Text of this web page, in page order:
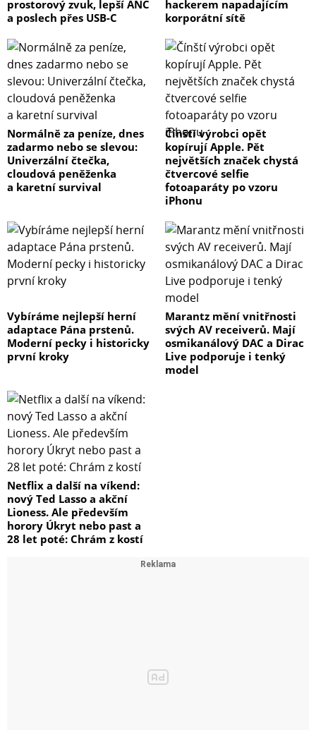
prostorový zvuk, lepší ANC
a poslech přes USB-C
hackerem napadajícím
korporátní sítě
Normálně za peníze, dnes
zadarmo nebo se slevou:
Univerzální čtečka,
cloudová peněženka
a karetní survival
Čínští výrobci opět
kopírují Apple. Pět
největších značek chystá
čtvercové selfie
fotoaparáty po vzoru
iPhonu
Vybíráme nejlepší herní
adaptace Pána prstenů.
Moderní pecky i historicky
první kroky
Marantz mění vnitřnosti
svých AV receiverů. Mají
osmikanálový DAC a Dirac
Live podporuje i tenký
model
Netflix a další na víkend:
nový Ted Lasso a akční
Lioness. Ale především
horory Úkryt nebo past a
28 let poté: Chrám z kostí